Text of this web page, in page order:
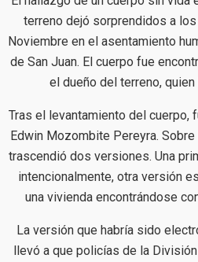
terreno dejó sorprendidos a
Noviembre en el asentamiento
de San Juan. El cuerpo fue
el dueño del terreno,
Tras el levantamiento del cuerpo,
Edwin Mozombite Pereyra.
trascendió dos versiones. Una
intencionalmente, otra versión
una vivienda encontrándose
La versión que habría sido
llevó a que policías de la